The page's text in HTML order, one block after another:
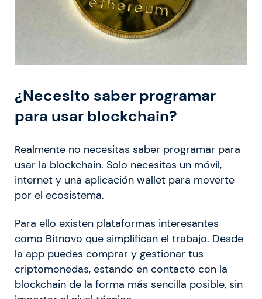
¿Necesito saber programar
para usar blockchain?
Realmente no necesitas saber programar para
usar la blockchain. Solo necesitas un móvil,
internet y una aplicación wallet para moverte
por el ecosistema.
Para ello existen plataformas interesantes
como Bitnovo que simplifican el trabajo. Desde
la app puedes comprar y gestionar tus
criptomonedas, estando en contacto con la
blockchain de la forma más sencilla posible, sin